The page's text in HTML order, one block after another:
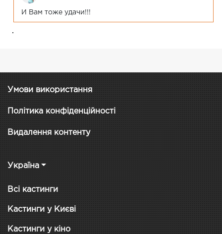
И Вам тоже удачи!!!
.
Умови використання
Політика конфіденційності
Видалення контенту
Україна
Всі кастинги
Кастинги у Києві
Кастинги у кіно